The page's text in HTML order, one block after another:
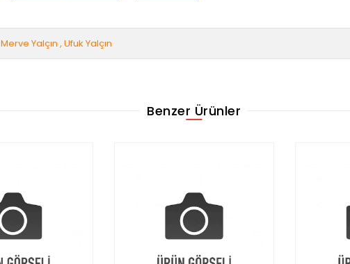
Merve Yalçın , Ufuk Yalçın
Benzer Ürünler